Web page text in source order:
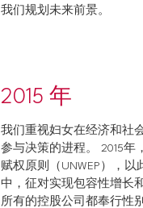
我们规划未来前景。
2015 年
我们重视妇女在经济和社
参与决策的进程。 2015年
赋权原则（UNWEP），
中，征对实现包容性增长
所有的控股公司都奉行性